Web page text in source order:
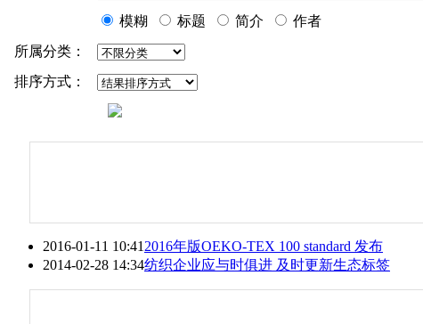
模糊 标题 简介
作者
所属分类：
排序方式：
2016-01-11 10:412016年版OEKO-TEX 100 standard 发布
2014-02-28 14:34纺织企业应与时俱进 及时更新生态标签